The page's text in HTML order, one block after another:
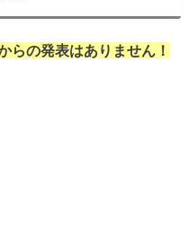
らの発表はありません！